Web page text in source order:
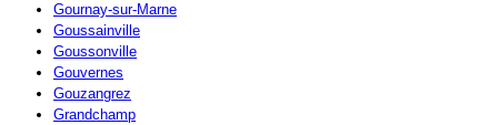
Gournay-sur-Marne
Goussainville
Goussonville
Gouvernes
Gouzangrez
Grandchamp